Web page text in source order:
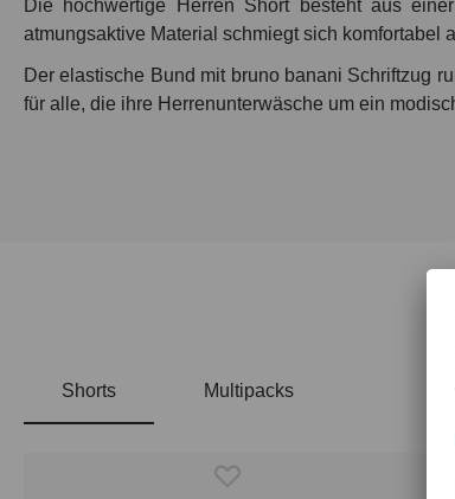
Die hochwertige Herren Short besteht aus
atmungsaktive Material schmiegt sich komfortabel
Der elastische Bund mit bruno banani Schriftzug
für alle, die ihre Herrenunterwäsche um ein
Shorts Multipacks